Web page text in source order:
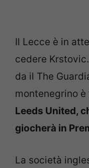
Il Lecce è in
cedere
da il The
montenegrino
Leeds United,
giocherà in
La società